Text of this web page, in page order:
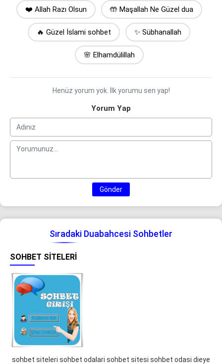
❤️ Allah Razı Olsun 🤲 Maşallah Ne Güzel dua
🔥 Güzel İslami sohbet ✨ Sübhanallah
🌸 Elhamdülillah
Henüz yorum yok. İlk yorumu sen yap!
Yorum Yap
Gönder
Sıradaki Duabahcesi Sohbetler
SOHBET SITELERI
sohbet siteleri sohbet odalari sohbet sitesi sohbet odasi dieye